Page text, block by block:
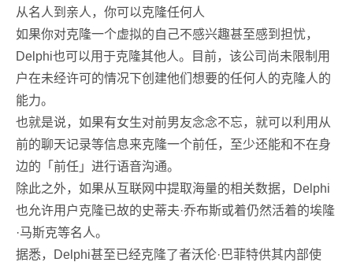
从名人到亲人，你可以克隆任何人
如果你对克隆一个虚拟的自己不感兴趣甚至感到担忧，
Delphi也可以用于克隆其他人。目前，该公司尚未限制用
户在未经许可的情况下创建他们想要的任何人的克隆人的
能力。
也就是说，如果有女生对前男友念念不忘，就可以利用从
前的聊天记录等信息来克隆一个前任，至少还能和不在身
边的「前任」进行语音沟通。
除此之外，如果从互联网中提取海量的相关数据，Delphi
也允许用户克隆已故的史蒂夫·乔布斯或着仍然活着的埃隆
·马斯克等名人。
据悉，Delphi甚至已经克隆了者沃伦·巴菲特供其内部使